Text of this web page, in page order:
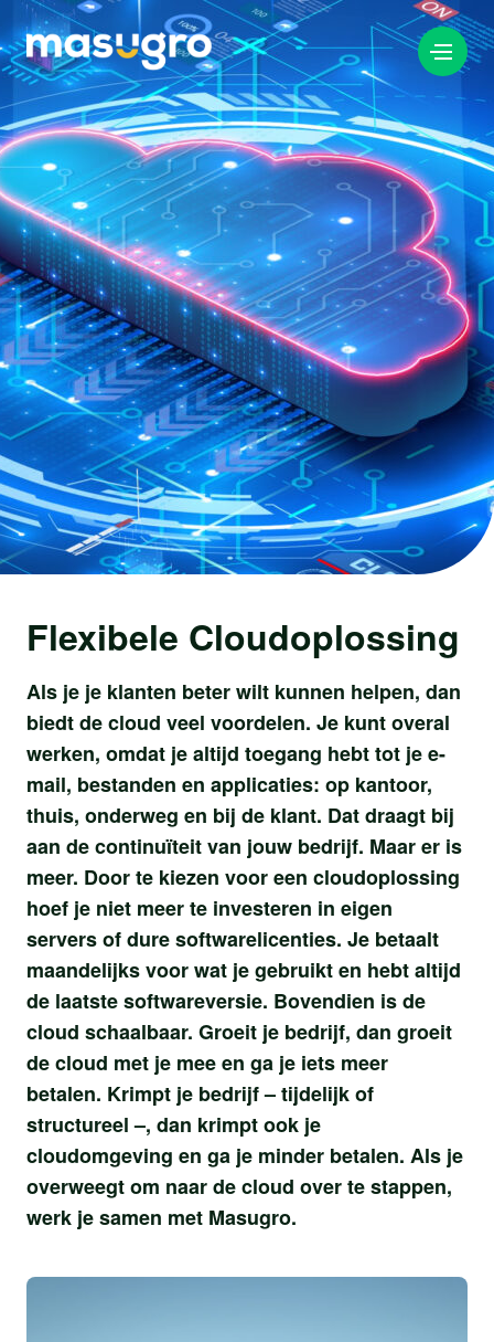
info@masugro.nl
088 040 8200
Flexibele Cloudoplossing
Als je je klanten beter wilt kunnen helpen, dan
biedt de cloud veel voordelen. Je kunt overal
werken, omdat je altijd toegang hebt tot je e-
mail, bestanden en applicaties: op kantoor,
thuis, onderweg en bij de klant. Dat draagt bij
aan de continuïteit van jouw bedrijf. Maar er is
meer. Door te kiezen voor een cloudoplossing
hoef je niet meer te investeren in eigen
servers of dure softwarelicenties. Je betaalt
maandelijks voor wat je gebruikt en hebt altijd
de laatste softwareversie. Bovendien is de
cloud schaalbaar. Groeit je bedrijf, dan groeit
de cloud met je mee en ga je iets meer
betalen. Krimpt je bedrijf – tijdelijk of
structureel –, dan krimpt ook je
cloudomgeving en ga je minder betalen. Als je
overweegt om naar de cloud over te stappen,
werk je samen met Masugro.